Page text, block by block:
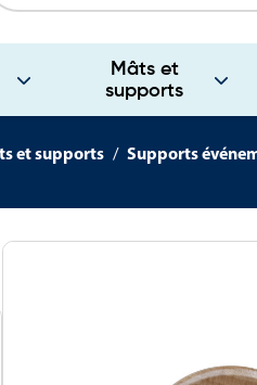
Mâts et
supports
et supports Supports